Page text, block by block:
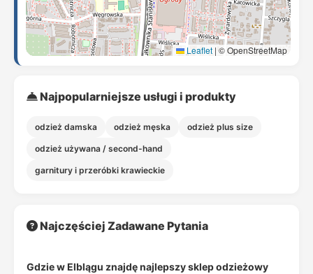
Leaflet | © OpenStreetMap
Najpopularniejsze usługi i produkty
odzież damska odzież męska odzież plus size
odzież używana / second-hand
garnitury i przeróbki krawieckie
Najczęściej Zadawane Pytania
Gdzie w Elblągu znajdę najlepszy sklep odzieżowy